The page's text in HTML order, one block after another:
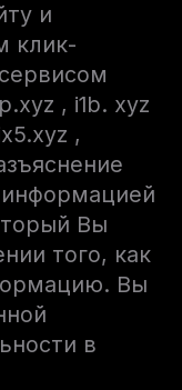
и
клик-
, i1b. xyz
,
Вы
того, как
Вы
в